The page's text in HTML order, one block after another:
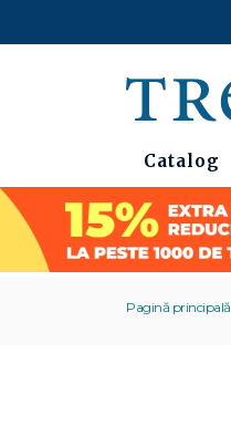
Catalog
Pagină principală